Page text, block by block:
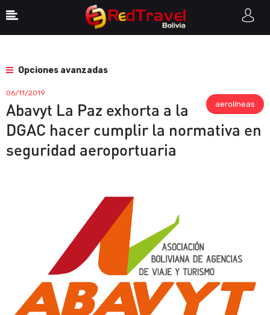
Opciones avanzadas
aerolíneas
06/11/2019
Abavyt La Paz exhorta a la
DGAC hacer cumplir la normativa en
seguridad aeroportuaria